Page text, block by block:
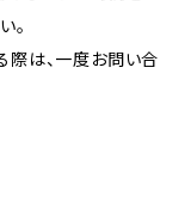
。
際は、一度お問い合